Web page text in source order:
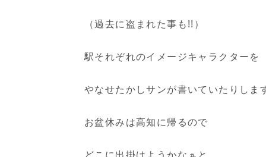
（過去に盗まれた事も!!）
駅それぞれのイメージキャラクターを
やなせたかしサンが書いていたりし
お盆休みは高知に帰るので
どこに出掛けようかなぁと